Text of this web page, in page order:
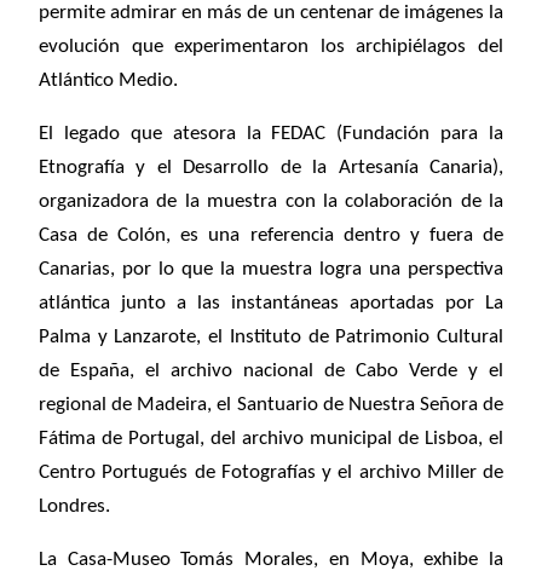
permite admirar en más de un centenar de imágenes la
evolución que experimentaron los archipiélagos del
Atlántico Medio.
El legado que atesora la FEDAC (Fundación para la
Etnografía y el Desarrollo de la Artesanía Canaria),
organizadora de la muestra con la colaboración de la
Casa de Colón, es una referencia dentro y fuera de
Canarias, por lo que la muestra logra una perspectiva
atlántica junto a las instantáneas aportadas por La
Palma y Lanzarote, el Instituto de Patrimonio Cultural
de España, el archivo nacional de Cabo Verde y el
regional de Madeira, el Santuario de Nuestra Señora de
Fátima de Portugal, del archivo municipal de Lisboa, el
Centro Portugués de Fotografías y el archivo Miller de
Londres.
La Casa-Museo Tomás Morales, en Moya, exhibe la